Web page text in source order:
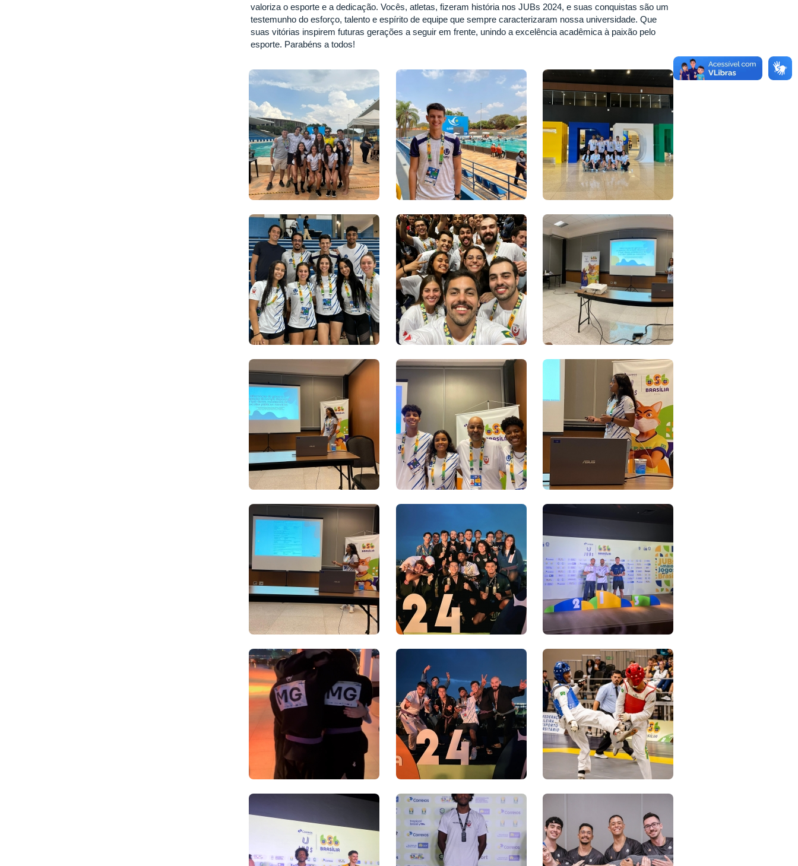
valoriza o esporte e a dedicação. Vocês, atletas, fizeram história nos JUBs 2024, e suas conquistas são um
testemunho do esforço, talento e espírito de equipe que sempre caracterizaram nossa universidade. Que
suas vitórias inspirem futuras gerações a seguir em frente, unindo a excelência acadêmica à paixão pelo
esporte. Parabéns a todos!